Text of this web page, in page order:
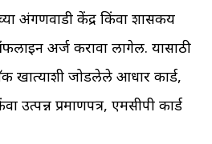
अंगणवाडी केंद्र किंवा शासकीय
अर्ज करावा लागेल. यासाठी
खात्याशी जोडलेले आधार कार्ड,
उत्पन्न प्रमाणपत्र, एमसीपी कार्ड